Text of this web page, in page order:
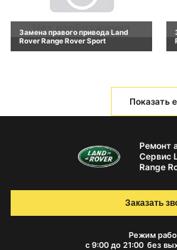
Замена правого привода Land
Rover Range Rover Sport
Показать
Ремонт
Сервис
Range
Режим
с 9:00 до 21:00 без
Заказать